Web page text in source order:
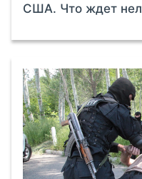
США. Что ждет